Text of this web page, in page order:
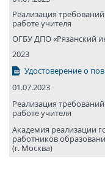
Реализация
работе учителя
ОГБУ ДПО «Рязанский
2023
Удостоверение о
01.07.2023
Реализация
работе учителя
Академия реализации
работников
(г. Москва)